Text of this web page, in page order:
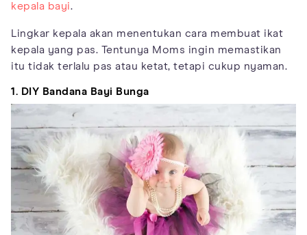
kepala bayi.
Lingkar kepala akan menentukan cara membuat ikat
kepala yang pas. Tentunya Moms ingin memastikan
itu tidak terlalu pas atau ketat, tetapi cukup nyaman.
1. DIY Bandana Bayi Bunga